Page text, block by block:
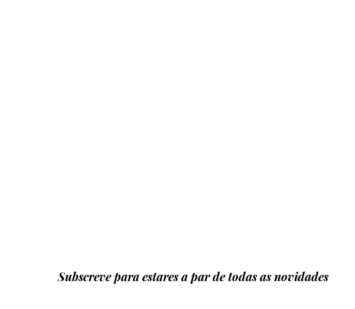
Subscreve para estares a par de todas as novidades